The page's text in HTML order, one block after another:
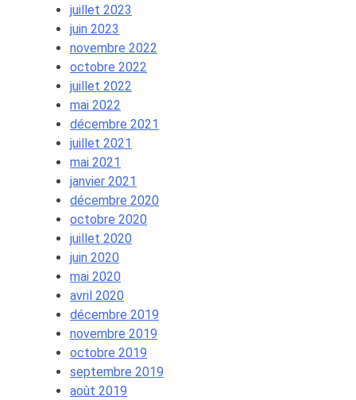
juillet 2023
juin 2023
novembre 2022
octobre 2022
juillet 2022
mai 2022
décembre 2021
juillet 2021
mai 2021
janvier 2021
décembre 2020
octobre 2020
juillet 2020
juin 2020
mai 2020
avril 2020
décembre 2019
novembre 2019
octobre 2019
septembre 2019
août 2019